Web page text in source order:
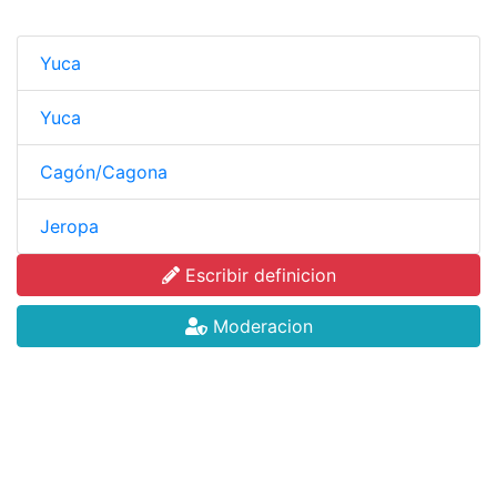
Yuca
Yuca
Cagón/Cagona
Jeropa
Escribir definicion
Moderacion